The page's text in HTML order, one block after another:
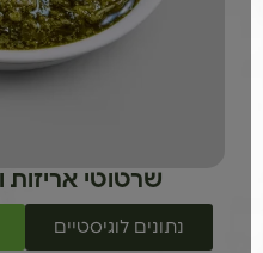
שרטוטי אריזות
נתונים לוגיסטיים